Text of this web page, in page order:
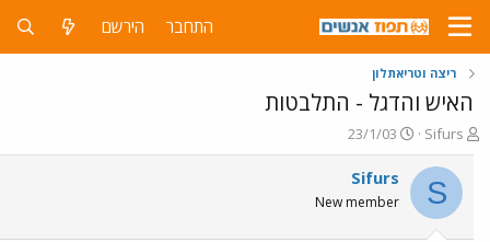
התחבר הירשם
ריצה וטריאתלון
האיש והדגל - התלבטות
פ
ו
ת
ח
ה
Sifurs
פ
ו
ר
ם
23/1/03
S
Sifurs
New member